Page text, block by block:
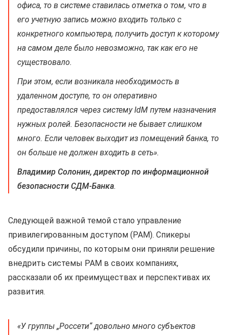
офиса, то в системе ставилась отметка о том, что в
его учетную запись можно входить только с
конкретного компьютера, получить доступ к которому
на самом деле было невозможно, так как его не
существовало.
При этом, если возникала необходимость в
удаленном доступе, то он оперативно
предоставлялся через систему IdM путем назначения
нужных ролей. Безопасности не бывает слишком
много. Если человек выходит из помещений банка, то
он больше не должен входить в сеть».
Владимир Солонин, директор по информационной
безопасности СДМ-Банка.
Следующей важной темой стало управление
привилегированным доступом (PAM). Спикеры
обсудили причины, по которым они приняли решение
внедрить системы PAM в своих компаниях,
рассказали об их преимуществах и перспективах их
развития.
«У группы „Россети“ довольно много субъектов